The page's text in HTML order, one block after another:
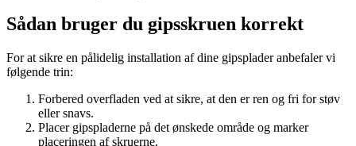
Sådan bruger du gipsskruen korrekt
For at sikre en pålidelig installation af dine gipsplader anbefaler vi
følgende trin:
Forbered overfladen ved at sikre, at den er ren og fri for støv
eller snavs.
Placer gipspladerne på det ønskede område og marker
placeringen af skruerne.